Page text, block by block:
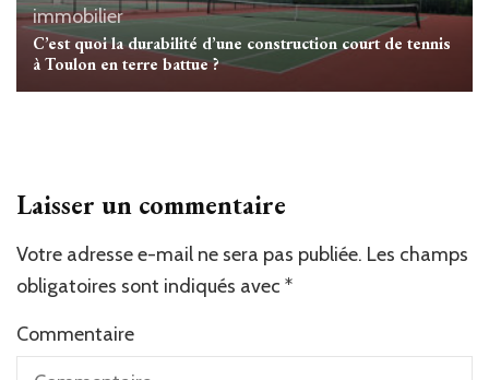
immobilier
C’est quoi la durabilité d’une construction court de tennis
à Toulon en terre battue ?
Laisser un commentaire
Votre adresse e-mail ne sera pas publiée. Les champs
obligatoires sont indiqués avec *
Commentaire
Alternative: